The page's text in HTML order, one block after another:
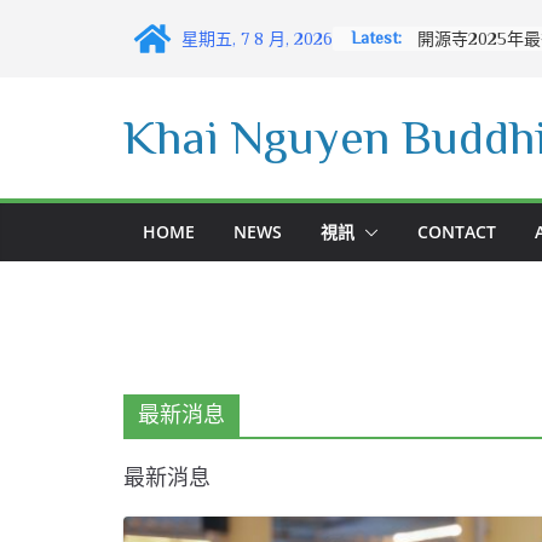
星期五, 7 8 月, 2026 Latest:
Khai Nguyen
HOME NEWS 視訊 CONTACT
最新消息
最新消息